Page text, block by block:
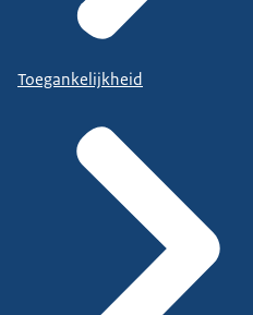
Toegankelijkheid